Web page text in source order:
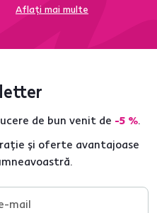
Aflați mai multe
de bun venit de -5 %.
și oferte avantajoase